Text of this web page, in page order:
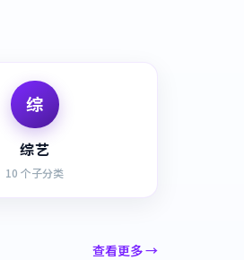
综
综艺
10 个子分类
查看更多 →